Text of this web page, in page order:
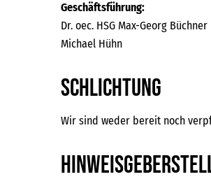
Geschäftsführung:
Dr. oec. HSG Max-Georg Büchner
Michael Hühn
Schlichtung
Wir sind weder bereit noch